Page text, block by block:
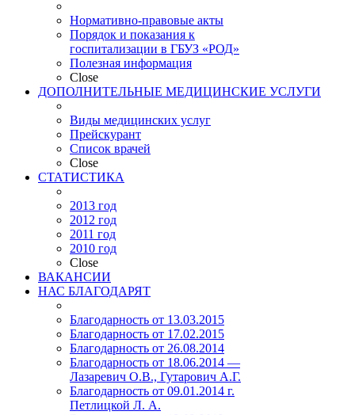
Нормативно-правовые акты
Порядок и показания к
госпитализации в ГБУЗ «РОД»
Полезная информация
Close
ДОПОЛНИТЕЛЬНЫЕ МЕДИЦИНСКИЕ УСЛУГИ
Виды медицинских услуг
Прейскурант
Список врачей
Close
СТАТИСТИКА
2013 год
2012 год
2011 год
2010 год
Close
ВАКАНСИИ
НАС БЛАГОДАРЯТ
Благодарность от 13.03.2015
Благодарность от 17.02.2015
Благодарность от 26.08.2014
Благодарность от 18.06.2014 —
Лазаревич О.В., Гутарович А.Г.
Благодарность от 09.01.2014 г.
Петлицкой Л. А.